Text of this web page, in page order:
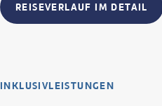
REISEVERLAUF IM DETAIL
INKLUSIVLEISTUNGEN